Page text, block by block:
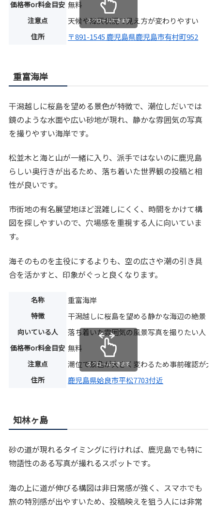
価格帯or料金目安 無料
注意点 天候や降灰状況で見え方が変わりやすい
住所 〒891-1545 鹿児島県鹿児島市有村町952
スクロールできます
重富海岸
干潟越しに桜島を望める景色が特徴で、潮位しだいでは
鏡のような水面や広い砂地が現れ、静かな雰囲気の写真
を撮りやすい海岸です。
松並木と海と山が一緒に入り、派手ではないのに鹿児島
らしい奥行きが出るため、落ち着いた世界観の投稿と相
性が良いです。
市街地の有名展望地ほど混雑しにくく、時間をかけて構
図を探しやすいので、穴場感を重視する人に向いていま
す。
海そのものを主役にするよりも、空の広さや潮の引き具
合を活かすと、印象がぐっと良くなります。
名称 重富海岸
特徴 干潟越しに桜島を望める静かな海辺の絶景
向いている人 落ち着いた雰囲気の風景写真を撮りたい人
価格帯or料金目安 無料
注意点 潮位で景色が大きく変わるため事前確認が大
住所 鹿児島県姶良市平松7703付近
スクロールできます
知林ヶ島
砂の道が現れるタイミングに行ければ、鹿児島でも特に
物語性のある写真が撮れるスポットです。
海の上に道が伸びる構図は非日常感が強く、スマホでも
旅の特別感が出やすいため、投稿映えを狙う人には非常